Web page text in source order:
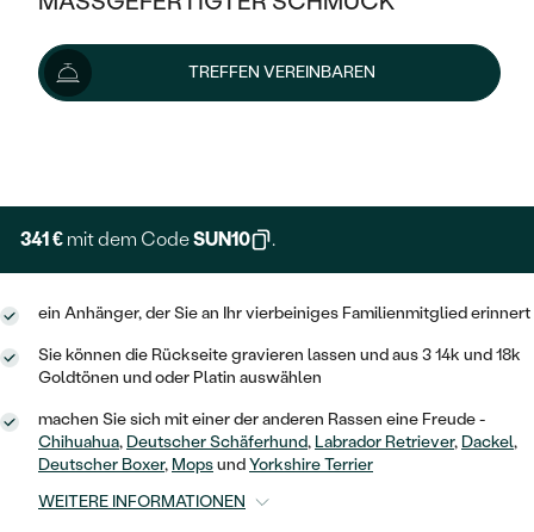
KLASSISCH
MEMOIRE
VINTAGE
AUSSERGEWÖHNLICHE
GEHÄMMERTE
MIT MEHREREN DIAMANTEN
HALO
VINTAGE
IM SET
AUSSERGEWÖHNLICH
WÄHLE EINEN RING
DIAMANTEN ZUM EINFASSEN
AUSVERKAUF
WENN SCHMUCK HILFT
OHRRINGE
ANHÄNGER / KETTEN
SCHMUCKSET
HERRENSCHMUCK
PLATIN
OHRSTECKER
MINIMALISTISCHE
OHRHÄNGER
SOLITÄR
HERZ
GOLD
SILBER
NACH STYL
ZUR GEBURT EINES KINDES
MIT STERNZEICHEN
MINIMALISTISCH
AUSVERKAUF
SILBER
NACH STYL
MEMOIRE
MINIMALISTISCHE
TREFFEN VEREINBAREN
379 €
Wir liefern den Schmuck innerhalb von 7 - 10 Werktagen.
Lieferoptionen
341 € mit dem CodeSUN10 .
ein Anhänger, der Sie an Ihr vierbeiniges Familienmitglied erinnert
Sie können die Rückseite gravieren lassen und aus 3 14k und 18k
Goldtönen und oder Platin auswählen
machen Sie sich mit einer der anderen Rassen eine Freude -
Chihuahua, Deutscher Schäferhund, Labrador Retriever, Dackel,
Deutscher Boxer, MopsundYorkshire Terrier
WEITERE INFORMATIONEN